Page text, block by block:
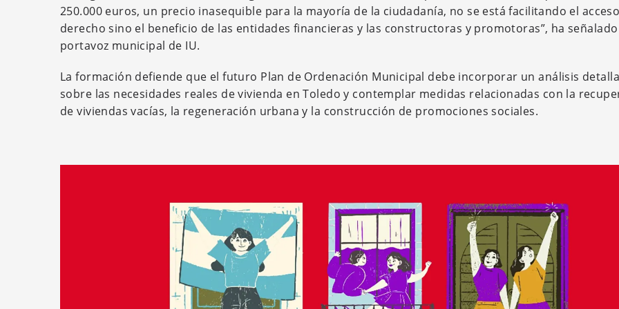
250.000 euros, un precio inasequible para la mayoría de la ciudadanía, no se está facilitando el
derecho sino el beneficio de las entidades financieras y las constructoras y promotoras”, ha
portavoz municipal de IU.
La formación defiende que el futuro Plan de Ordenación Municipal debe incorporar un análisis
sobre las necesidades reales de vivienda en Toledo y contemplar medidas relacionadas con la
de viviendas vacías, la regeneración urbana y la construcción de promociones sociales.